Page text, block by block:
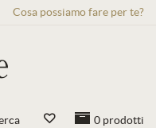
Cosa possiamo fare per te?
0 prodotti